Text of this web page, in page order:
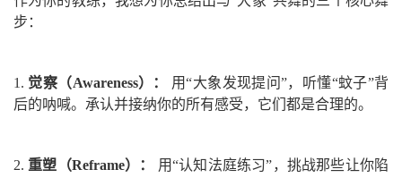
步：
1. 觉察（Awareness）：
用“大象发现提问”，听懂“蚊子”背
后的呐喊。承认并接纳你的所有感受，它们都是合理的。
2. 重塑（Reframe）：
用“认知法庭练习”，挑战那些让你陷